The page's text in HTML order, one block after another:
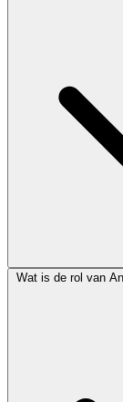
Wat is de rol van